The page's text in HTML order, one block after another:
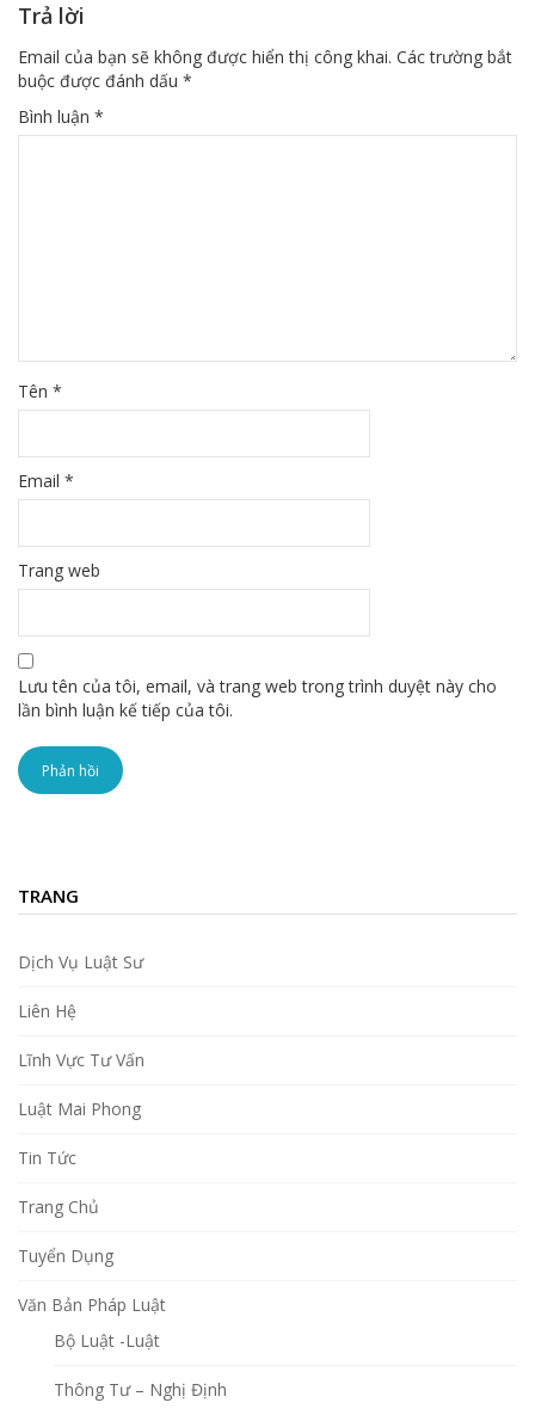
Trả lời
Email của bạn sẽ không được hiển thị công khai. Các trường bắt
buộc được đánh dấu *
Bình luận *
Tên *
Email *
Trang web
Lưu tên của tôi, email, và trang web trong trình duyệt này cho
lần bình luận kế tiếp của tôi.
TRANG
Dịch Vụ Luật Sư
Liên Hệ
Lĩnh Vực Tư Vấn
Luật Mai Phong
Tin Tức
Trang Chủ
Tuyển Dụng
Văn Bản Pháp Luật
Bộ Luật -Luật
Thông Tư – Nghị Định